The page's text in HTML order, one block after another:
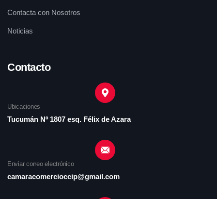
Contacta con Nosotros
Noticias
Contacto
Ubicaciones
Tucumán Nº 1807 esq. Félix de Azara
Enviar correo electrónico
camaracomercioccip@gmail.com